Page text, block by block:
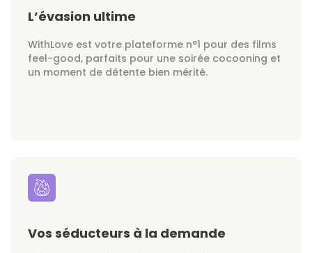
L’évasion ultime
WithLove est votre plateforme n°1 pour des films
feel-good, parfaits pour une soirée cocooning et
un moment de détente bien mérité.
Vos séducteurs à la demande